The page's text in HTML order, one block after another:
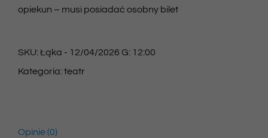
opiekun – musi posiadać osobny bilet
SKU:Łąka - 12/04/2026 G: 12:00
Kategoria:teatr
Opinie (0)